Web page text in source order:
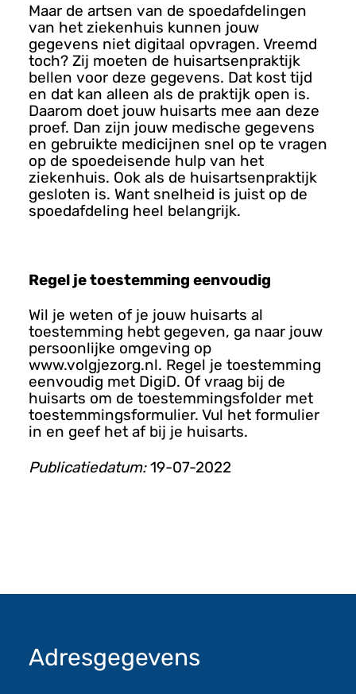
Maar de artsen van de spoedafdelingen
van het ziekenhuis kunnen jouw
gegevens niet digitaal opvragen. Vreemd
toch? Zij moeten de huisartsenpraktijk
bellen voor deze gegevens. Dat kost tijd
en dat kan alleen als de praktijk open is.
Daarom doet jouw huisarts mee aan deze
proef. Dan zijn jouw medische gegevens
en gebruikte medicijnen snel op te vragen
op de spoedeisende hulp van het
ziekenhuis. Ook als de huisartsenpraktijk
gesloten is. Want snelheid is juist op de
spoedafdeling heel belangrijk.
Regel je toestemming eenvoudig
Wil je weten of je jouw huisarts al
toestemming hebt gegeven, ga naar jouw
persoonlijke omgeving op
www.volgjezorg.nl. Regel je toestemming
eenvoudig met DigiD. Of vraag bij de
huisarts om de toestemmingsfolder met
toestemmingsformulier. Vul het formulier
in en geef het af bij je huisarts.
Publicatiedatum:19-07-2022
Adresgegevens